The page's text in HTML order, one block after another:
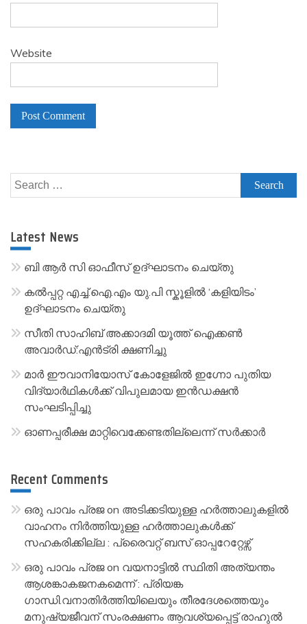
Website
l
n
a
e
Search
for:
Latest News
ബി ആർ സി ഓഫീസ് ഉദ്ഘാടനം ചെയ്തു
കൽപ്പറ്റ എച്ച്.ഐ.എം യു.പി സ്കൂ‌ളിൽ ‘കളിയിടം’
ഉദ്ഘാടനം ചെയ്തു
സീതി സാഹിബ് അക്കാദമി യൂത്ത് ഐക്കൺ
അവാർഡ്:എൻട്രി ക്ഷണിച്ചു
മാർ ഈവാനിയോസ് കോളേജിൽ ഇഗ്നോ പുതിയ
വിദ്യാർഥികൾക്ക് വിപുലമായ ഇൻഡക്ഷൻ
സംഘടിപ്പിച്ചു
ഓണപ്പരീക്ഷ മാറ്റിവെക്കേണ്ടതില്ലെന്ന് സർക്കാർ
Recent Comments
ഒരു പാവം പ്രജon അടിക്കടിയുള്ള ഹർത്താലുകളിൽ
വാഹനം നിർത്തിയുള്ള ഹർത്താലുകൾക്ക്
സഹകരിക്കില്ല : പ്രൈവറ്റ് ബസ് ഓപ്പറേറ്റേഴ്സ്
ഒരു പാവം പ്രജon വയനാട്ടിൽ സ്ഥിതി അത്യന്തം
ആശങ്കാകജനകമെന്ന് : പ്രിയങ്ക
ഗാന്ധി.വനാതിർത്തിയിലെയും തീരദേശത്തെയും
മനുഷ്യജീവന് സംരക്ഷണം ആവശ്യപ്പെട്ട് രാഹുൽ